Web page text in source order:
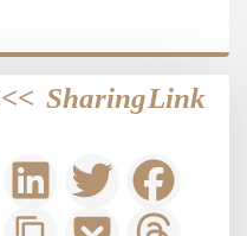
Sharing Link